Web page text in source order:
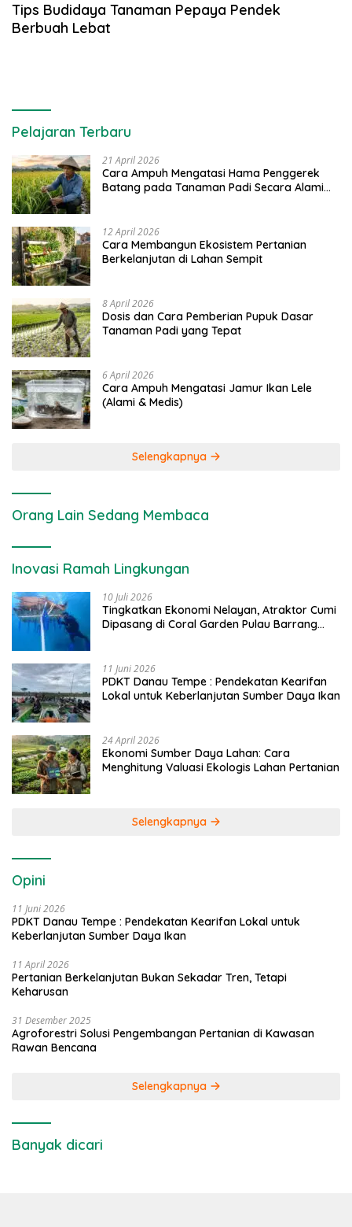
Tips Budidaya Tanaman Pepaya Pendek
Berbuah Lebat
Pelajaran Terbaru
21 April 2026
Cara Ampuh Mengatasi Hama Penggerek
Batang pada Tanaman Padi Secara Alami
12 April 2026
Cara Membangun Ekosistem Pertanian
Berkelanjutan di Lahan Sempit
8 April 2026
Dosis dan Cara Pemberian Pupuk Dasar
Tanaman Padi yang Tepat
6 April 2026
Cara Ampuh Mengatasi Jamur Ikan Lele
(Alami & Medis)
Selengkapnya
Orang Lain Sedang Membaca
Inovasi Ramah Lingkungan
10 Juli 2026
Tingkatkan Ekonomi Nelayan, Atraktor Cumi
Dipasang di Coral Garden Pulau Barrang
11 Juni 2026
PDKT Danau Tempe : Pendekatan Kearifan
Lokal untuk Keberlanjutan Sumber Daya Ikan
24 April 2026
Ekonomi Sumber Daya Lahan: Cara
Menghitung Valuasi Ekologis Lahan Pertanian
Selengkapnya
Opini
11 Juni 2026
PDKT Danau Tempe : Pendekatan Kearifan Lokal untuk
Keberlanjutan Sumber Daya Ikan
11 April 2026
Pertanian Berkelanjutan Bukan Sekadar Tren, Tetapi
Keharusan
31 Desember 2025
Agroforestri Solusi Pengembangan Pertanian di Kawasan
Rawan Bencana
Selengkapnya
Banyak dicari